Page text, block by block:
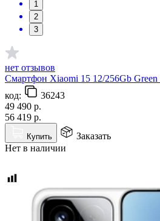
1
2
3
нет отзывов
Смартфон Xiaomi 15 12/256Gb Green
код:
36243
49 490 р.
56 419 р.
Купить
Заказать
Нет в наличии